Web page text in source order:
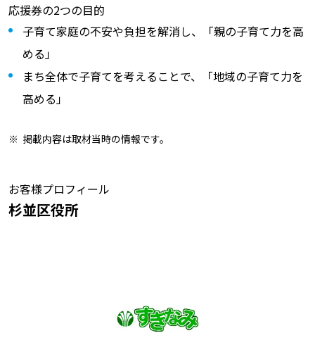
応援券の2つの目的
子育て家庭の不安や負担を解消し、「親の子育て力を高
める」
まち全体で子育てを考えることで、「地域の子育て力を
高める」
掲載内容は取材当時の情報です。
お客様プロフィール
杉並区役所